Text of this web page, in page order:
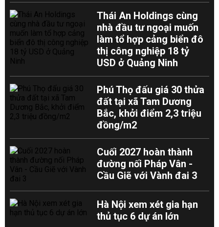
Thái An Holdings cùng
nhà đầu tư ngoại muốn
làm tổ hợp cảng biển đô
thị công nghiệp 18 tỷ
USD ở Quảng Ninh
Phú Thọ đấu giá 30 thửa
đất tại xã Tam Dương
Bắc, khởi điểm 2,3 triệu
đồng/m2
Cuối 2027 hoàn thành
đường nối Pháp Vân -
Cầu Giẽ với Vành đai 3
Hà Nội xem xét gia hạn
thủ tục 6 dự án lớn